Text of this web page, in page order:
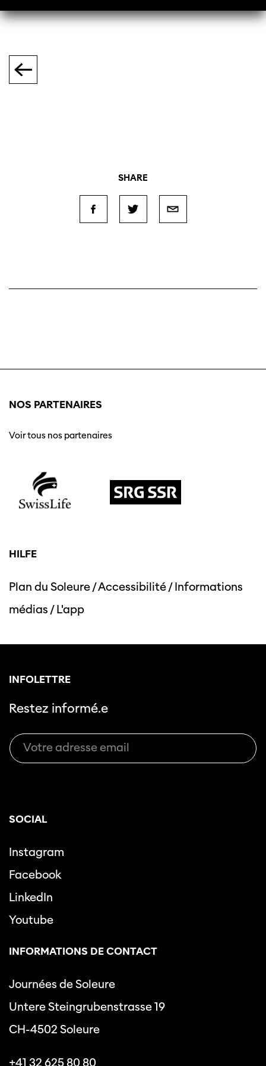
Cette page ne s'affiche pas de manière
optimale avec Internet Explorer. Veuillez
SHARE
NOS PARTENAIRES
Voir tous nos partenaires
HILFE
Plan du Soleure/Accessibilité/Informations
médias /L'app
INFOLETTRE
Restez informé.e
SOCIAL
Instagram
Facebook
LinkedIn
Youtube
INFORMATIONS DE CONTACT
Journées de Soleure
Untere Steingrubenstrasse 19
CH-4502 Soleure
+41 32 625 80 80